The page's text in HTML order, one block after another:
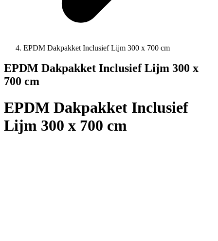
EPDM Dakpakket Inclusief Lijm 300 x 700 cm
EPDM Dakpakket Inclusief Lijm 300 x
700 cm
EPDM Dakpakket Inclusief
Lijm 300 x 700 cm